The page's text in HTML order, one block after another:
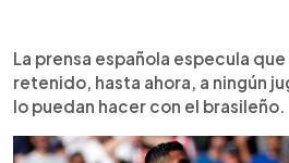
La prensa española especula
retenido, hasta ahora, a ningún
lo puedan hacer con el brasileño.